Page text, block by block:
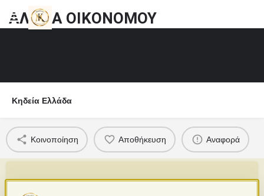
ΑΛΕΞΙΑ ΟΙΚΟΝΟΜΟΥ
Κηδεία Ελλάδα
Κοινοποίηση Αποθήκευση Αναφορά